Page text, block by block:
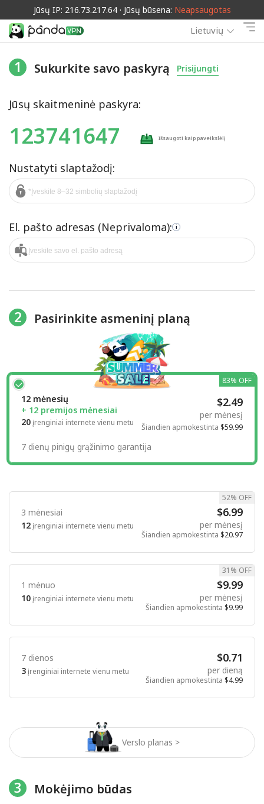
Jūsų IP: 216.73.217.64 · Jūsų būsena: Neapsaugotas
Lietuvių
1 Sukurkite savo paskyrą Prisijungti
Jūsų skaitmeninė paskyra:
123741647 Išsaugoti kaip paveikslėlį
Nustatyti slaptažodį:
El. pašto adresas (Neprivaloma): i
2 Pasirinkite asmeninį planą
Verslo planas >
12 mėnesių
+ 12 premijos mėnesiai
20 įrenginiai internete vienu metu
$2.49
per mėnesį
Šiandien apmokestinta $59.99
83% OFF
7 dienų pinigų grąžinimo garantija
3 mėnesiai
12 įrenginiai internete vienu metu
$6.99
per mėnesį
Šiandien apmokestinta $20.97
52% OFF
1 mėnuo
10 įrenginiai internete vienu metu
$9.99
per mėnesį
Šiandien apmokestinta $9.99
31% OFF
7 dienos
3 įrenginiai internete vienu metu
$0.71
per dieną
Šiandien apmokestinta $4.99
3 Mokėjimo būdas